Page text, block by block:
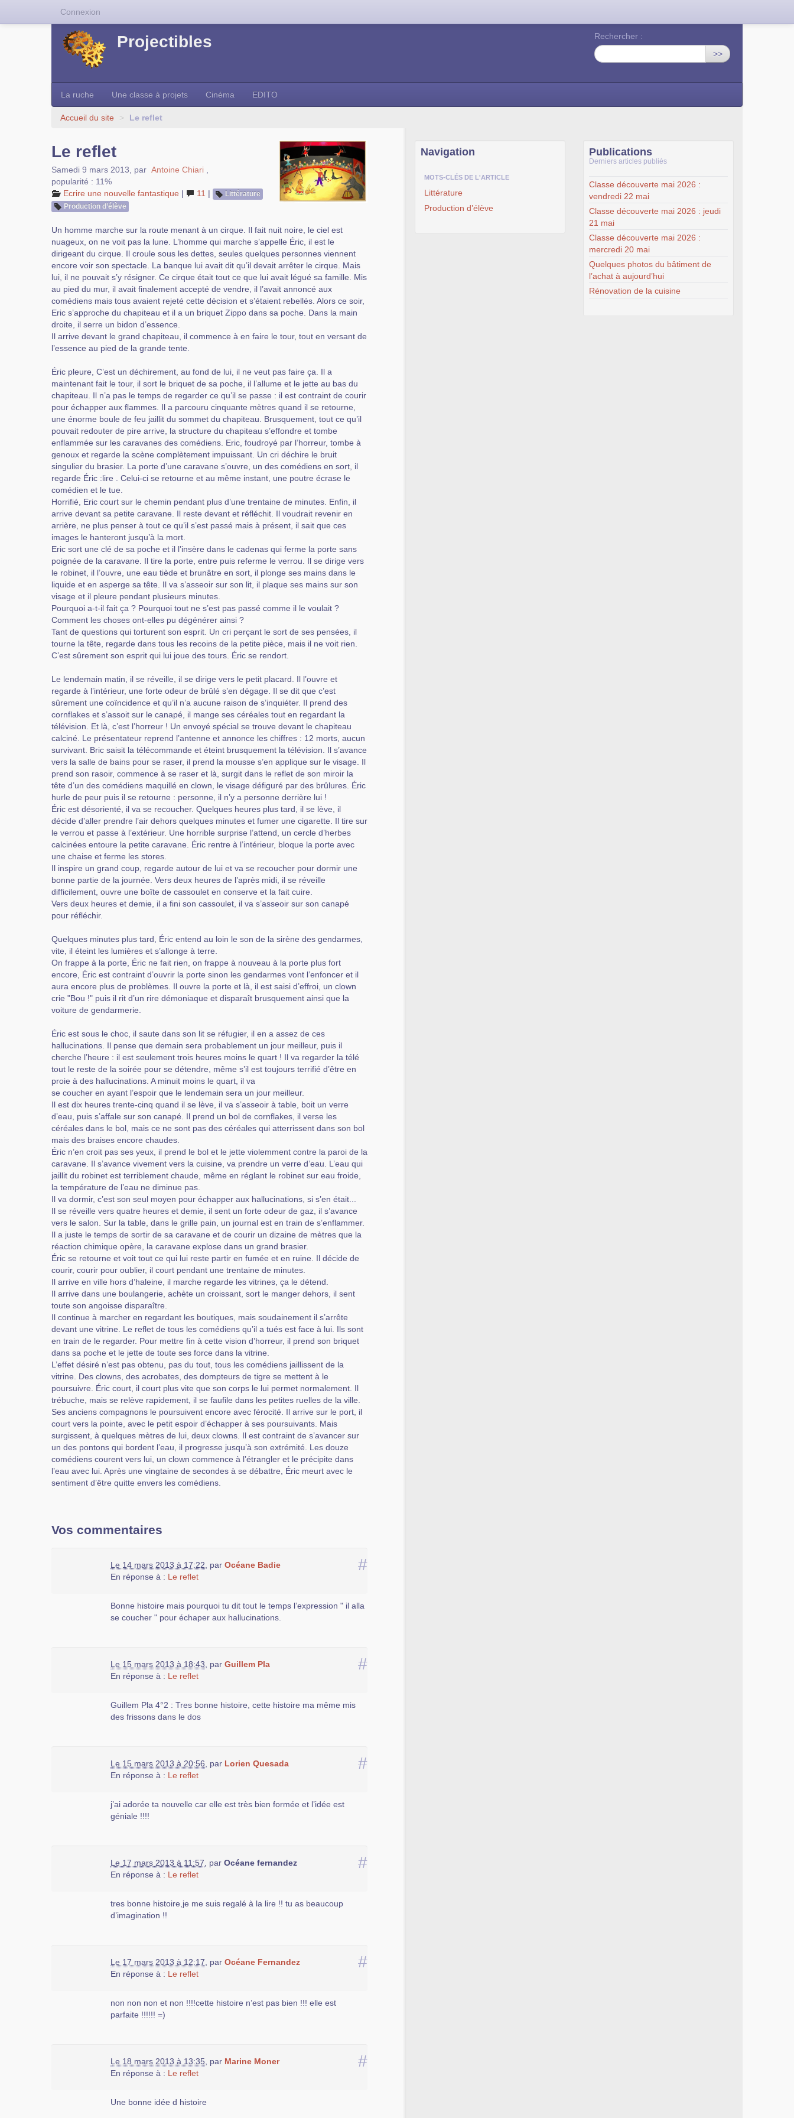
Projectibles
Rechercher :
>>
La ruche Une classe à projets Cinéma EDITO
Accueil du site > Le reflet
Le reflet
Samedi 9 mars 2013 par Antoine Chiari
popularité : 11%
Ecrire une nouvelle fantastique | 11 |
Littérature
Production d’élève
Un homme marche sur la route menant à un cirque. Il fait nuit noire, le ciel est
nuageux, on ne voit pas la lune. L’homme qui marche s’appelle Éric, il est le
dirigeant du cirque. Il croule sous les dettes, seules quelques personnes viennent
encore voir son spectacle. La banque lui avait dit qu’il devait arrêter le cirque. Mais
lui, il ne pouvait s’y résigner. Ce cirque était tout ce que lui avait légué sa famille. Mis
au pied du mur, il avait finalement accepté de vendre, il l’avait annoncé aux
comédiens mais tous avaient rejeté cette décision et s’étaient rebellés. Alors ce soir,
Eric s’approche du chapiteau et il a un briquet Zippo dans sa poche. Dans la main
droite, il serre un bidon d’essence.
Il arrive devant le grand chapiteau, il commence à en faire le tour, tout en versant de
l’essence au pied de la grande tente.
Éric pleure, C’est un déchirement, au fond de lui, il ne veut pas faire ça. Il a
maintenant fait le tour, il sort le briquet de sa poche, il l’allume et le jette au bas du
chapiteau. Il n’a pas le temps de regarder ce qu’il se passe : il est contraint de courir
pour échapper aux flammes. Il a parcouru cinquante mètres quand il se retourne,
une énorme boule de feu jaillit du sommet du chapiteau. Brusquement, tout ce qu’il
pouvait redouter de pire arrive, la structure du chapiteau s’effondre et tombe
enflammée sur les caravanes des comédiens. Eric, foudroyé par l’horreur, tombe à
genoux et regarde la scène complètement impuissant. Un cri déchire le bruit
singulier du brasier. La porte d’une caravane s’ouvre, un des comédiens en sort, il
regarde Éric :lire . Celui-ci se retourne et au même instant, une poutre écrase le
comédien et le tue.
Horrifié, Eric court sur le chemin pendant plus d’une trentaine de minutes. Enfin, il
arrive devant sa petite caravane. Il reste devant et réfléchit. Il voudrait revenir en
arrière, ne plus penser à tout ce qu’il s’est passé mais à présent, il sait que ces
images le hanteront jusqu’à la mort.
Eric sort une clé de sa poche et il l’insère dans le cadenas qui ferme la porte sans
poignée de la caravane. Il tire la porte, entre puis referme le verrou. Il se dirige vers
le robinet, il l’ouvre, une eau tiède et brunâtre en sort, il plonge ses mains dans le
liquide et en asperge sa tête. Il va s’asseoir sur son lit, il plaque ses mains sur son
visage et il pleure pendant plusieurs minutes.
Pourquoi a-t-il fait ça ? Pourquoi tout ne s’est pas passé comme il le voulait ?
Comment les choses ont-elles pu dégénérer ainsi ?
Tant de questions qui torturent son esprit. Un cri perçant le sort de ses pensées, il
tourne la tête, regarde dans tous les recoins de la petite pièce, mais il ne voit rien.
C’est sûrement son esprit qui lui joue des tours. Éric se rendort.
Le lendemain matin, il se réveille, il se dirige vers le petit placard. Il l’ouvre et
regarde à l’intérieur, une forte odeur de brûlé s’en dégage. Il se dit que c’est
sûrement une coïncidence et qu’il n’a aucune raison de s’inquiéter. Il prend des
cornflakes et s’assoit sur le canapé, il mange ses céréales tout en regardant la
télévision. Et là, c’est l’horreur ! Un envoyé spécial se trouve devant le chapiteau
calciné. Le présentateur reprend l’antenne et annonce les chiffres : 12 morts, aucun
survivant. Bric saisit la télécommande et éteint brusquement la télévision. Il s’avance
vers la salle de bains pour se raser, il prend la mousse s’en applique sur le visage. Il
prend son rasoir, commence à se raser et là, surgit dans le reflet de son miroir la
tête d’un des comédiens maquillé en clown, le visage défiguré par des brûlures. Éric
hurle de peur puis il se retourne : personne, il n’y a personne derrière lui !
Éric est désorienté, il va se recoucher. Quelques heures plus tard, il se lève, il
décide d’aller prendre l’air dehors quelques minutes et fumer une cigarette. Il tire sur
le verrou et passe à l’extérieur. Une horrible surprise l’attend, un cercle d’herbes
calcinées entoure la petite caravane. Éric rentre à l’intérieur, bloque la porte avec
une chaise et ferme les stores.
Il inspire un grand coup, regarde autour de lui et va se recoucher pour dormir une
bonne partie de la journée. Vers deux heures de l’après midi, il se réveille
difficilement, ouvre une boîte de cassoulet en conserve et la fait cuire.
Vers deux heures et demie, il a fini son cassoulet, il va s’asseoir sur son canapé
pour réfléchir.
Quelques minutes plus tard, Éric entend au loin le son de la sirène des gendarmes,
vite, il éteint les lumières et s’allonge à terre.
On frappe à la porte, Éric ne fait rien, on frappe à nouveau à la porte plus fort
encore, Éric est contraint d’ouvrir la porte sinon les gendarmes vont l’enfoncer et il
aura encore plus de problèmes. Il ouvre la porte et là, il est saisi d’effroi, un clown
crie "Bou !" puis il rit d’un rire démoniaque et disparaît brusquement ainsi que la
voiture de gendarmerie.
Éric est sous le choc, il saute dans son lit se réfugier, il en a assez de ces
hallucinations. Il pense que demain sera probablement un jour meilleur, puis il
cherche l’heure : il est seulement trois heures moins le quart ! Il va regarder la télé
tout le reste de la soirée pour se détendre, même s’il est toujours terrifié d’être en
proie à des hallucinations. A minuit moins le quart, il va
se coucher en ayant l’espoir que le lendemain sera un jour meilleur.
Il est dix heures trente-cinq quand il se lève, il va s’asseoir à table, boit un verre
d’eau, puis s’affale sur son canapé. Il prend un bol de cornflakes, il verse les
céréales dans le bol, mais ce ne sont pas des céréales qui atterrissent dans son bol
mais des braises encore chaudes.
Éric n’en croit pas ses yeux, il prend le bol et le jette violemment contre la paroi de la
caravane. Il s’avance vivement vers la cuisine, va prendre un verre d’eau. L’eau qui
jaillit du robinet est terriblement chaude, même en réglant le robinet sur eau froide,
la température de l’eau ne diminue pas.
Il va dormir, c’est son seul moyen pour échapper aux hallucinations, si s’en était...
Il se réveille vers quatre heures et demie, il sent un forte odeur de gaz, il s’avance
vers le salon. Sur la table, dans le grille pain, un journal est en train de s’enflammer.
Il a juste le temps de sortir de sa caravane et de courir un dizaine de mètres que la
réaction chimique opère, la caravane explose dans un grand brasier.
Éric se retourne et voit tout ce qui lui reste partir en fumée et en ruine. Il décide de
courir, courir pour oublier, il court pendant une trentaine de minutes.
Il arrive en ville hors d’haleine, il marche regarde les vitrines, ça le détend.
Il arrive dans une boulangerie, achète un croissant, sort le manger dehors, il sent
toute son angoisse disparaître.
Il continue à marcher en regardant les boutiques, mais soudainement il s’arrête
devant une vitrine. Le reflet de tous les comédiens qu’il a tués est face à lui. Ils sont
en train de le regarder. Pour mettre fin à cette vision d’horreur, il prend son briquet
dans sa poche et le jette de toute ses force dans la vitrine.
L’effet désiré n’est pas obtenu, pas du tout, tous les comédiens jaillissent de la
vitrine. Des clowns, des acrobates, des dompteurs de tigre se mettent à le
poursuivre. Éric court, il court plus vite que son corps le lui permet normalement. Il
trébuche, mais se relève rapidement, il se faufile dans les petites ruelles de la ville.
Ses anciens compagnons le poursuivent encore avec férocité. Il arrive sur le port, il
court vers la pointe, avec le petit espoir d’échapper à ses poursuivants. Mais
surgissent, à quelques mètres de lui, deux clowns. Il est contraint de s’avancer sur
un des pontons qui bordent l’eau, il progresse jusqu’à son extrémité. Les douze
comédiens courent vers lui, un clown commence à l’étrangler et le précipite dans
l’eau avec lui. Après une vingtaine de secondes à se débattre, Éric meurt avec le
sentiment d’être quitte envers les comédiens.
Vos commentaires
#
Le 14 mars 2013 à 17:22 par Océane Badie
En réponse à : Le reflet
Bonne histoire mais pourquoi tu dit tout le temps l’expression " il alla
se coucher " pour échaper aux hallucinations.
#
Le 15 mars 2013 à 18:43 par Guillem Pla
En réponse à : Le reflet
Guillem Pla 4°2 : Tres bonne histoire, cette histoire ma même mis
des frissons dans le dos
#
Le 15 mars 2013 à 20:56 par Lorien Quesada
En réponse à : Le reflet
j’ai adorée ta nouvelle car elle est très bien formée et l’idée est
géniale !!!!
#
Le 17 mars 2013 à 11:57 par Océane fernandez
En réponse à : Le reflet
tres bonne histoire,je me suis regalé à la lire !! tu as beaucoup
d’imagination !!
#
Le 17 mars 2013 à 12:17 par Océane Fernandez
En réponse à : Le reflet
non non non et non !!!!cette histoire n’est pas bien !!! elle est
parfaite !!!!!! =)
#
Le 18 mars 2013 à 13:35 par Marine Moner
En réponse à : Le reflet
Une bonne idée d histoire
Navigation
MOTS-CLÉS DE L'ARTICLE
Littérature
Production d’élève
Publications
Derniers articles publiés
Classe découverte mai 2026 :
vendredi 22 mai
Classe découverte mai 2026 : jeudi
21 mai
Classe découverte mai 2026 :
mercredi 20 mai
Quelques photos du bâtiment de
l’achat à aujourd’hui
Rénovation de la cuisine
Connexion